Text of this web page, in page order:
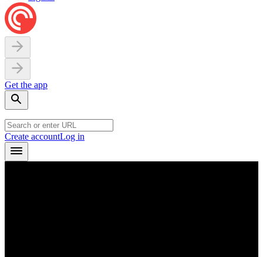
Get the app
Create accountLog in